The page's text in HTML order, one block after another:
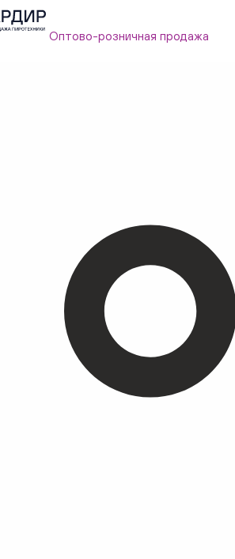
Оптово-розничная продажа